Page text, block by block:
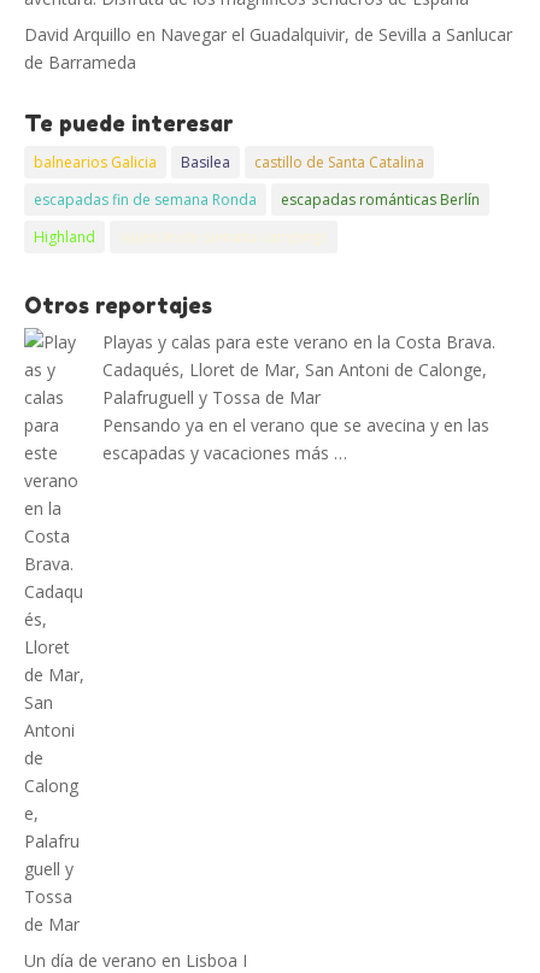
David Arquillo en Navegar el Guadalquivir, de Sevilla a Sanlucar
de Barrameda
Te puede interesar
balnearios Galicia Basilea
castillo de Santa Catalina
escapadas fin de semana Ronda
escapadas románticas Berlín
Highland
viajes fin de semana campings
Otros reportajes
Playas y calas para este verano en la Costa Brava.
Cadaqués, Lloret de Mar, San Antoni de Calonge,
Palafruguell y Tossa de Mar
Pensando ya en el verano que se avecina y en las
escapadas y vacaciones más …
Un día de verano en Lisboa I